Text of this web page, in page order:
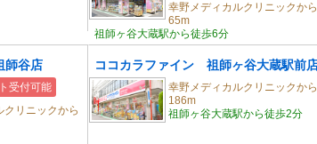
幸野メディカルクリニックから
65m
祖師ヶ谷大蔵駅から徒歩6分
師谷店
受付可能
クリニックから
ココカラファイン 祖師ヶ谷大蔵駅前
幸野メディカルクリニックから
186m
祖師ヶ谷大蔵駅から徒歩2分